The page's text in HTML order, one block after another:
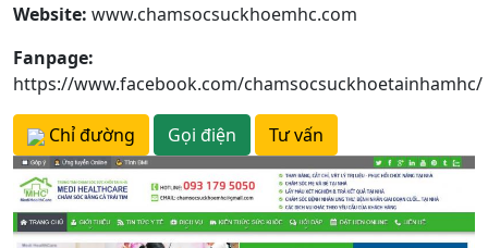
Website: www.chamsocsuckhoemhc.com
Fanpage:
https://www.facebook.com/chamsocsuckhoetainhamhc/
Chỉ đường Gọi điện Tư vấn